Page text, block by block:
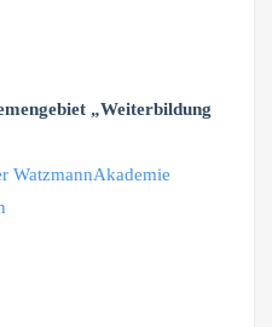
„Weiterbildung
WatzmannAkademie